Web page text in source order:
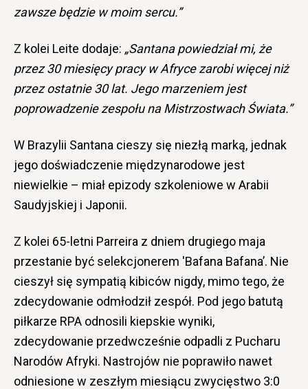
zawsze będzie w moim sercu.”
Z kolei Leite dodaje: „Santana powiedział mi, że
przez 30 miesięcy pracy w Afryce zarobi więcej niż
przez ostatnie 30 lat. Jego marzeniem jest
poprowadzenie zespołu na Mistrzostwach Świata.”
W Brazylii Santana cieszy się niezłą marką, jednak
jego doświadczenie międzynarodowe jest
niewielkie – miał epizody szkoleniowe w Arabii
Saudyjskiej i Japonii.
Z kolei 65-letni Parreira z dniem drugiego maja
przestanie być selekcjonerem 'Bafana Bafana’. Nie
cieszył się sympatią kibiców nigdy, mimo tego, że
zdecydowanie odmłodził zespół. Pod jego batutą
piłkarze RPA odnosili kiepskie wyniki,
zdecydowanie przedwcześnie odpadli z Pucharu
Narodów Afryki. Nastrojów nie poprawiło nawet
odniesione w zeszłym miesiącu zwycięstwo 3:0